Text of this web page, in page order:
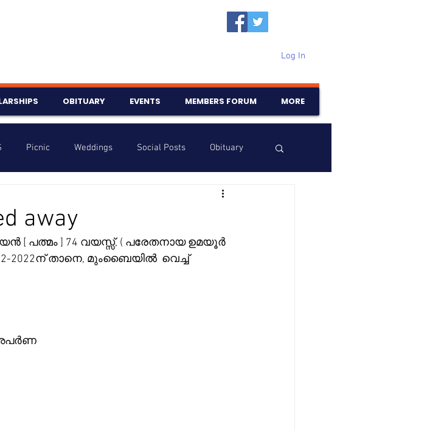
Log In
OBITUARY EVENTS MEMBERS FORUM MORE
Picnic Weddings Social Posts Obituary
Birthdays
away
[ പത്മം ] 74 വയസ്സ്, ( പരേതനായ ഉമയൂർ
2022ന് താനെ, മുംബൈയിൽ  വെച്ച്